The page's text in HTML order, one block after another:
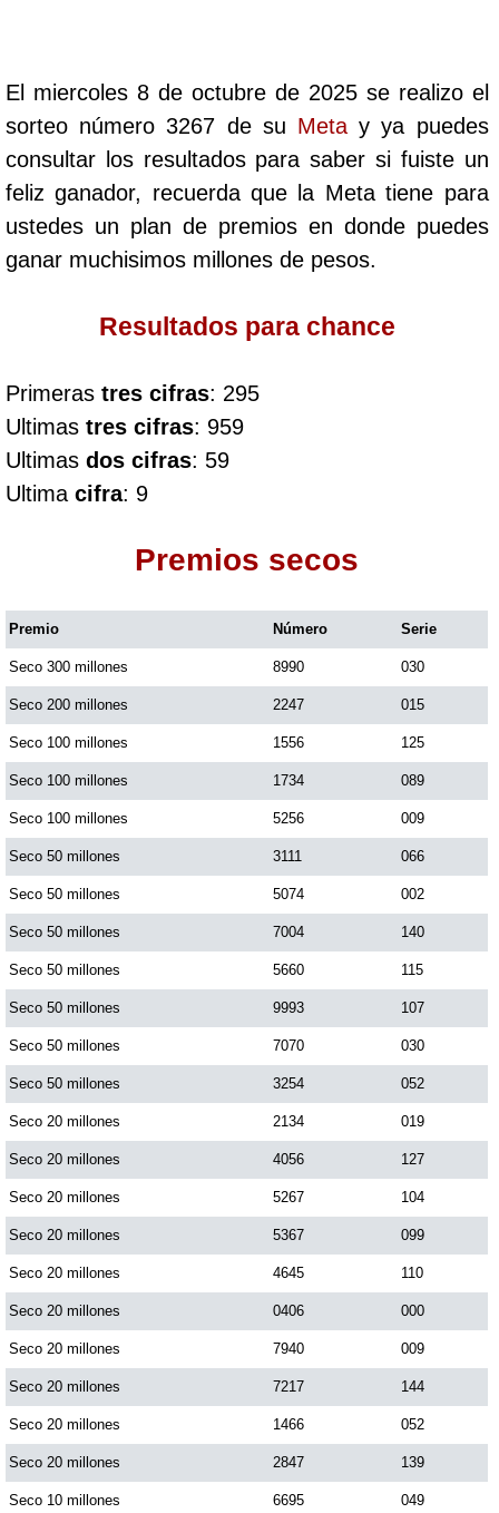
Cafeterito Noche
Caribeña Día
Caribeña Noche
Culona día
Culona noche
Dorado Mañana
Dorado Noche
Fantástica Día
Fantástica Noche
Motilon Tarde
Motilon Noche
Paisita Día
Paisita Noche
Paisita 3
Pick 3 Día
Pick 3 Noche
Pick 4 Día
Pick 4 Noche
El miercoles 8 de octubre de 2025 se realizo el
sorteo número 3267 de su Metay ya puedes
consultar los resultados para saber si fuiste un
feliz ganador, recuerda que la Meta tiene para
ustedes un plan de premios en donde puedes
ganar muchisimos millones de pesos.
Resultados para chance
Primeras tres cifras: 295
Ultimas tres cifras: 959
Ultimas dos cifras: 59
Ultima cifra: 9
Premios secos
Premio Número Serie
Seco 300 millones 8990 030
Seco 200 millones 2247 015
Seco 100 millones 1556 125
Seco 100 millones 1734 089
Seco 100 millones 5256 009
Seco 50 millones 3111 066
Seco 50 millones 5074 002
Seco 50 millones 7004 140
Seco 50 millones 5660 115
Seco 50 millones 9993 107
Seco 50 millones 7070 030
Seco 50 millones 3254 052
Seco 20 millones 2134 019
Seco 20 millones 4056 127
Seco 20 millones 5267 104
Seco 20 millones 5367 099
Seco 20 millones 4645 110
Seco 20 millones 0406 000
Seco 20 millones 7940 009
Seco 20 millones 7217 144
Seco 20 millones 1466 052
Seco 20 millones 2847 139
Seco 10 millones 6695 049